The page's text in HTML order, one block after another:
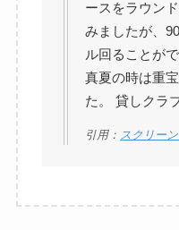
ースをラウン
みましたが、
ル回ることが
真夏の時は重
た。 貸しクラ
引用： スクリー